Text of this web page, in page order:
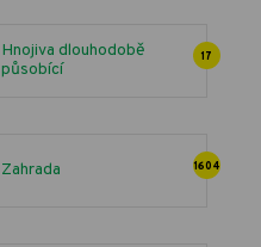
Hnojiva dlouhodobě
působící
17
Zahrada 1604